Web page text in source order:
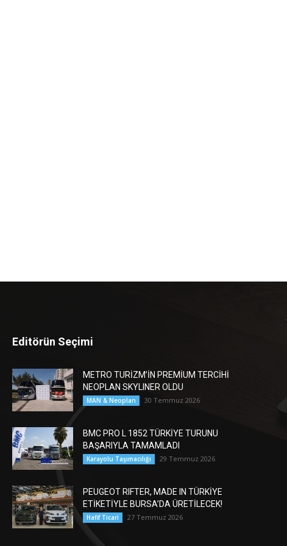
Editörün Seçimi
METRO TURİZM’İN PREMİUM TERCİHİ
NEOPLAN SKYLINER OLDU
MAN & Neoplan 30 Temmuz 2026
BMC PRO L 1852 TÜRKİYE TURUNU
BAŞARIYLA TAMAMLADI
Karayolu Taşımacılığı 29 Temmuz 2026
PEUGEOT RIFTER, MADE IN TÜRKİYE
ETİKETİYLE BURSA’DA ÜRETİLECEK!
Hafif Ticari 27 Temmuz 2026